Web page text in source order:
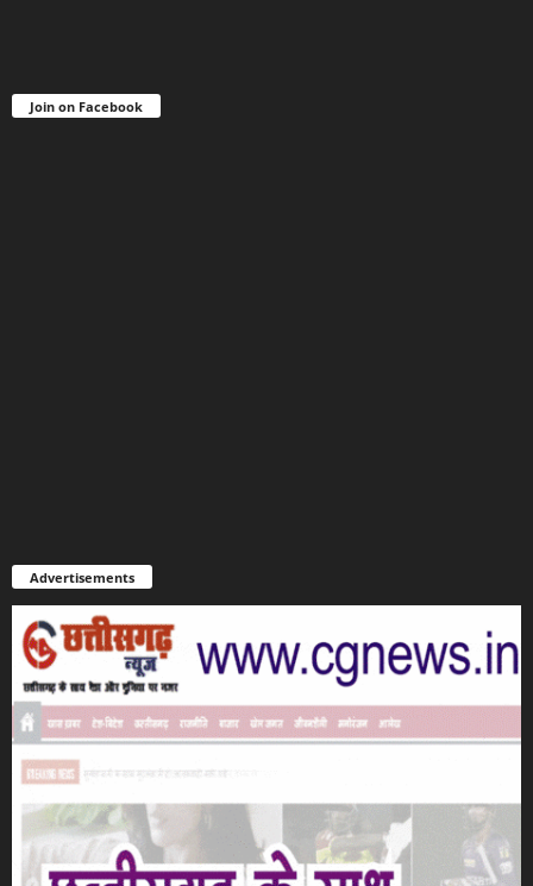
Join on Facebook
Advertisements